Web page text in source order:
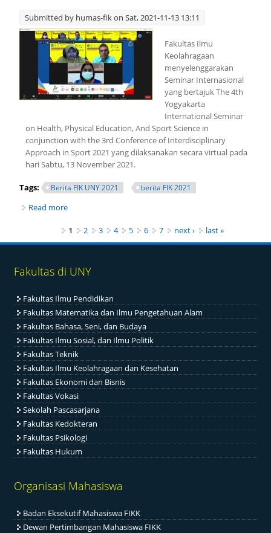
Submitted by humas-fikon Sat, 2021-11-13 13:11
Fakultas Ilmu
Keolahragaan
menyelenggarakan
Seminar Internasional
yang bertajuk The 4th
Yogyakarta
International Seminar
on Health, Physical Education, And Sport Science in
conjunction with the 3rd Conference of Interdisciplinary
Approach in Sport 2021 yang dilaksanakan secara virtual pada
hari Sabtu, 13 November 2021.
Tags: Berita FIK UNY 2021 berita FIK 2021
Read more
1 2 3 4 5 6 7 next › last »
Fakultas di UNY
Fakultas Ilmu Pendidikan
Fakultas Matematika dan Ilmu Pengetahuan Alam
Fakultas Bahasa, Seni, dan Budaya
Fakultas Ilmu Sosial, dan Ilmu Politik
Fakultas Teknik
Fakultas Ilmu Keolahragaan dan Kesehatan
Fakultas Ekonomi dan Bisnis
Fakultas Vokasi
Sekolah Pascasarjana
Fakultas Kedokteran
Fakultas Psikologi
Fakultas Hukum
Organisasi Mahasiswa
Badan Eksekutif Mahasiswa FIKK
Dewan Pertimbangan Mahasiswa FIKK